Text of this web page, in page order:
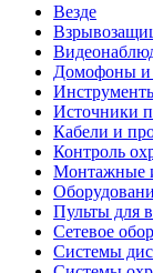
Везде
Домофоны и
Источники
Кабели и
Контроль
Монтажные
Пульты для
Сетевое
Системы